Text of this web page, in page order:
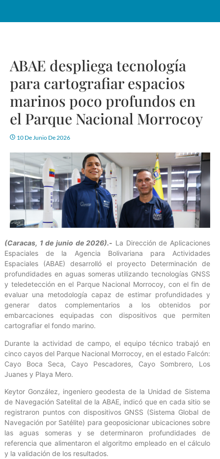
ABAE despliega tecnología
para cartografiar espacios
marinos poco profundos en
el Parque Nacional Morrocoy
10 De Junio De 2026
(Caracas, 1 de junio de 2026).- La Dirección de Aplicaciones
Espaciales de la Agencia Bolivariana para Actividades
Espaciales (ABAE) desarrolló el proyecto Determinación de
profundidades en aguas someras utilizando tecnologías GNSS
y teledetección en el Parque Nacional Morrocoy, con el fin de
evaluar una metodología capaz de estimar profundidades y
generar datos complementarios a los obtenidos por
embarcaciones equipadas con dispositivos que permiten
cartografiar el fondo marino.
Durante la actividad de campo, el equipo técnico trabajó en
cinco cayos del Parque Nacional Morrocoy, en el estado Falcón:
Cayo Boca Seca, Cayo Pescadores, Cayo Sombrero, Los
Juanes y Playa Mero.
Keytor González, ingeniero geodesta de la Unidad de Sistema
de Navegación Satelital de la ABAE, indicó que en cada sitio se
registraron puntos con dispositivos GNSS (Sistema Global de
Navegación por Satélite) para geoposicionar ubicaciones sobre
las aguas someras y se determinaron profundidades de
referencia que alimentaron el algoritmo empleado en el cálculo
y la validación de los resultados.